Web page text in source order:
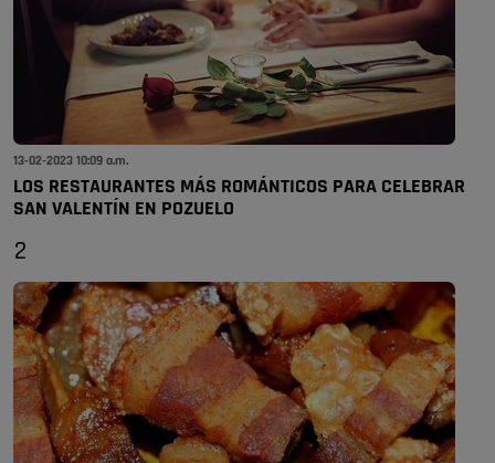
13-02-2023 10:09 a.m.
LOS RESTAURANTES MÁS ROMÁNTICOS PARA CELEBRAR
SAN VALENTÍN EN POZUELO
2